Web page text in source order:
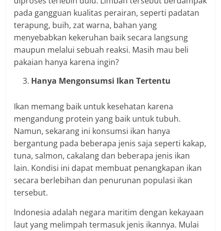
pada gangguan kualitas perairan, seperti padatan
terapung, buih, zat warna, bahan yang
menyebabkan kekeruhan baik secara langsung
maupun melalui sebuah reaksi. Masih mau beli
pakaian hanya karena ingin?
Hanya Mengonsumsi Ikan Tertentu
Ikan memang baik untuk kesehatan karena
mengandung protein yang baik untuk tubuh.
Namun, sekarang ini konsumsi ikan hanya
bergantung pada beberapa jenis saja seperti kakap,
tuna, salmon, cakalang dan beberapa jenis ikan
lain. Kondisi ini dapat membuat penangkapan ikan
secara berlebihan dan penurunan populasi ikan
tersebut.
Indonesia adalah negara maritim dengan kekayaan
laut yang melimpah termasuk jenis ikannya. Mulai